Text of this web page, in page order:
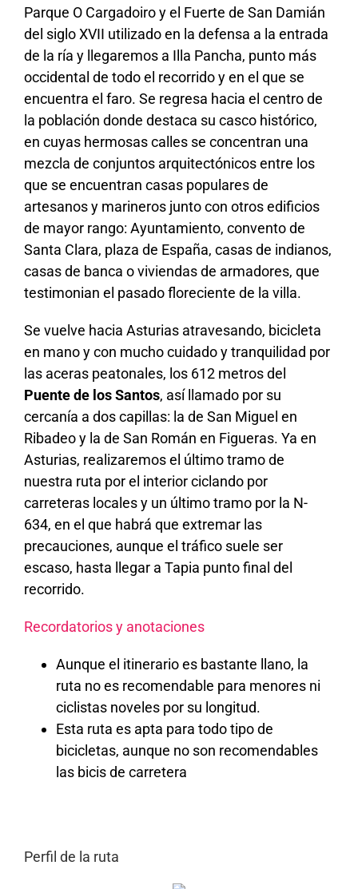
Parque O Cargadoiro y el Fuerte de San Damián
del siglo XVII utilizado en la defensa a la entrada
de la ría y llegaremos a Illa Pancha, punto más
occidental de todo el recorrido y en el que se
encuentra el faro. Se regresa hacia el centro de
la población donde destaca su casco histórico,
en cuyas hermosas calles se concentran una
mezcla de conjuntos arquitectónicos entre los
que se encuentran casas populares de
artesanos y marineros junto con otros edificios
de mayor rango: Ayuntamiento, convento de
Santa Clara, plaza de España, casas de indianos,
casas de banca o viviendas de armadores, que
testimonian el pasado floreciente de la villa.
Se vuelve hacia Asturias atravesando, bicicleta
en mano y con mucho cuidado y tranquilidad por
las aceras peatonales, los 612 metros del
Puente de los Santos, así llamado por su
cercanía a dos capillas: la de San Miguel en
Ribadeo y la de San Román en Figueras. Ya en
Asturias, realizaremos el último tramo de
nuestra ruta por el interior ciclando por
carreteras locales y un último tramo por la N-
634, en el que habrá que extremar las
precauciones, aunque el tráfico suele ser
escaso, hasta llegar a Tapia punto final del
recorrido.
Recordatorios y anotaciones
Aunque el itinerario es bastante llano, la
ruta no es recomendable para menores ni
ciclistas noveles por su longitud.
Esta ruta es apta para todo tipo de
bicicletas, aunque no son recomendables
las bicis de carretera
Perfil de la ruta